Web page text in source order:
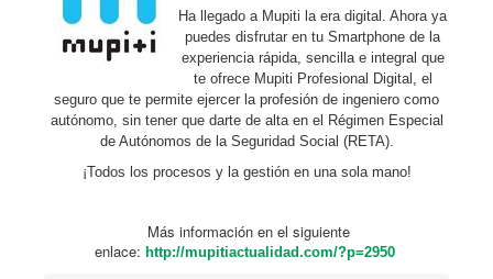
Ha llegado a Mupiti la era digital. Ahora ya
puedes disfrutar en tu Smartphone de la
experiencia rápida, sencilla e integral que
te ofrece Mupiti Profesional Digital, el
seguro que te permite ejercer la profesión de ingeniero como
autónomo, sin tener que darte de alta en el Régimen Especial
de Autónomos de la Seguridad Social (RETA).
¡Todos los procesos y la gestión en una sola mano!
Más información en el siguiente
enlace: http://mupitiactualidad.com/?p=2950